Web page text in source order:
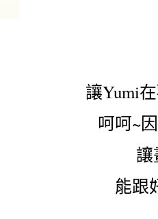
讓Yumi
呵呵~
能跟